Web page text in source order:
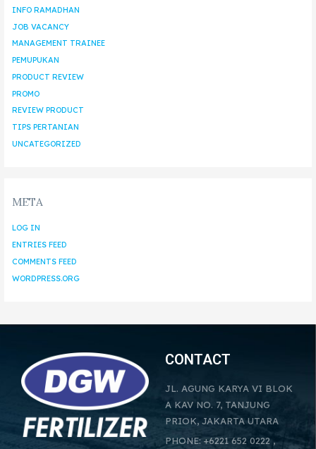
INFO RAMADHAN
JOB VACANCY
MANAGEMENT TRAINEE
PEMUPUKAN
PRODUCT REVIEW
PROMO
REVIEW PRODUCT
TIPS PERTANIAN
UNCATEGORIZED
META
LOG IN
ENTRIES FEED
COMMENTS FEED
WORDPRESS.ORG
CONTACT
JL. AGUNG KARYA VI BLOK
A KAV NO. 7, TANJUNG
PRIOK, JAKARTA UTARA
PHONE: +6221 652 0222 ,